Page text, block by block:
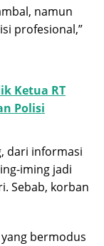
namun
profesional,”
Ketua RT
Polisi
dari informasi
iming jadi
Sebab, korban
bermodus